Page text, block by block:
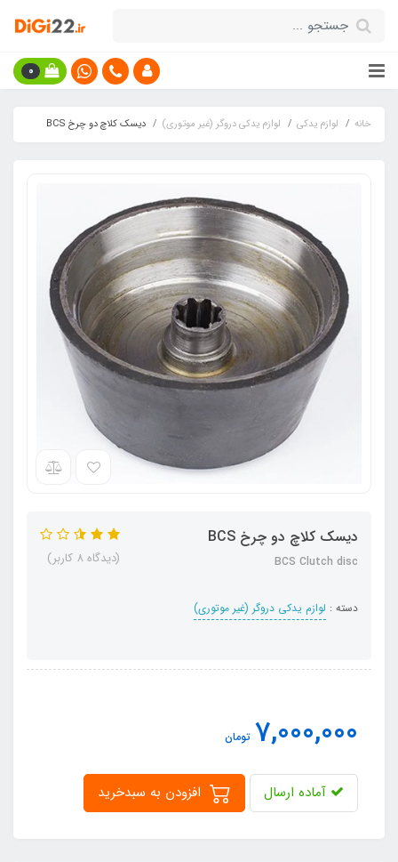
0
خانه لوازم یدکی لوازم یدکی دروگر (غیر موتوری) دیسک کلاچ دو چرخ BCS
دیسک کلاچ دو چرخ BCS
BCS Clutch disc
دسته : لوازم یدکی دروگر (غیر موتوری)
(دیدگاه 8 کاربر)
7,000,000 تومان
آماده ارسال